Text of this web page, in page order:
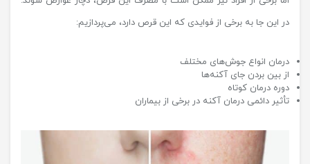
در این جا به برخی از فوایدی که این قرص دارد، می‌پردازیم:
درمان انواع جوش‌های مختلف
از بین بردن جای آکنه‌ها
دوره درمان کوتاه
تأثیر دائمی درمان آکنه در برخی از بیماران